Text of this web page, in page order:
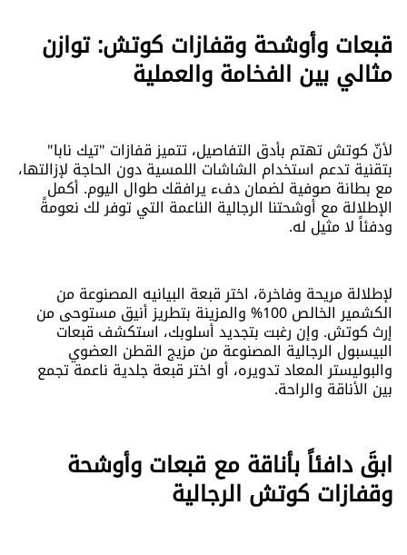
قبعات وأوشحة وقفازات كوتش: توازن
مثالي بين الفخامة والعملية
لأنّ كوتش تهتم بأدق التفاصيل، تتميز قفازات "تيك نابا"
بتقنية تدعم استخدام الشاشات اللمسية دون الحاجة لإزالتها،
مع بطانة صوفية لضمان دفء يرافقك طوال اليوم. أكمل
الإطلالة مع أوشحتنا الرجالية الناعمة التي توفر لك نعومةً
ودفئاً لا مثيل له.
لإطلالة مريحة وفاخرة، اختر قبعة البيانيه المصنوعة من
الكشمير الخالص 100% والمزينة بتطريز أنيق مستوحى من
إرث كوتش. وإن رغبت بتجديد أسلوبك، استكشف قبعات
البيسبول الرجالية المصنوعة من مزيج القطن العضوي
والبوليستر المعاد تدويره، أو اختر قبعة جلدية ناعمة تجمع
بين الأناقة والراحة.
ابقَ دافئاً بأناقة مع قبعات وأوشحة
وقفازات كوتش الرجالية